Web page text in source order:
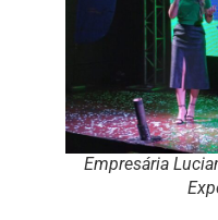
Empresária